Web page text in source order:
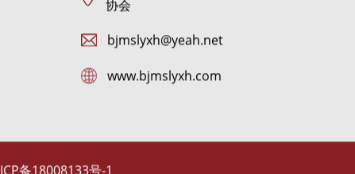
北京市房山区良乡镇（君苑内） 北京民俗旅游
协会
bjmslyxh@yeah.net